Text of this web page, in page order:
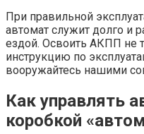
При правильной
автомат служит долго и
ездой. Освоить АКПП не
инструкцию по
вооружайтесь нашими
Как управлять
коробкой